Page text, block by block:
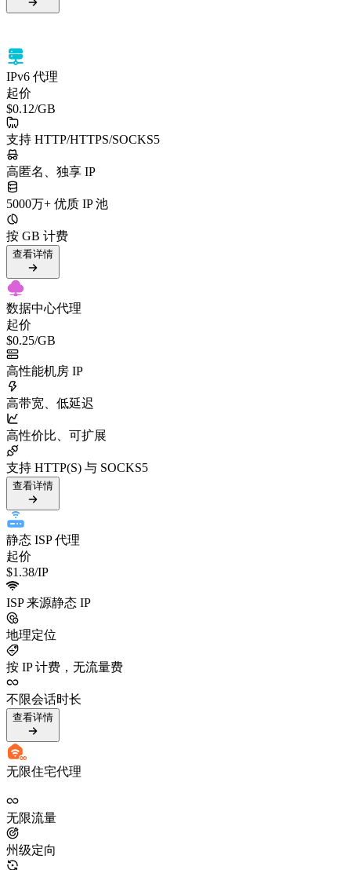
IPv6 代理
起价
$0.12/GB
支持 HTTP/HTTPS/SOCKS5
高匿名、独享 IP
5000万+ 优质 IP 池
按 GB 计费
查看详情
数据中心代理
起价
$0.25/GB
高性能机房 IP
高带宽、低延迟
高性价比、可扩展
支持 HTTP(S) 与 SOCKS5
查看详情
静态 ISP 代理
起价
$1.38/IP
ISP 来源静态 IP
地理定位
按 IP 计费，无流量费
不限会话时长
查看详情
无限住宅代理
无限流量
州级定向